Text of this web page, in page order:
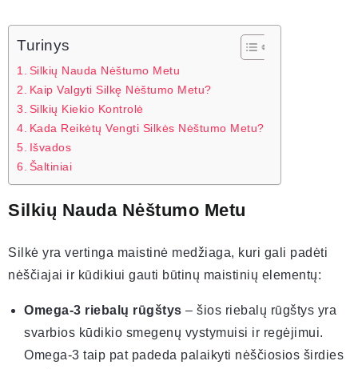
Turinys
Silkių Nauda Nėštumo Metu
Kaip Valgyti Silkę Nėštumo Metu?
Silkių Kiekio Kontrolė
Kada Reikėtų Vengti Silkės Nėštumo Metu?
Išvados
Šaltiniai
Silkių Nauda Nėštumo Metu
Silkė yra vertinga maistinė medžiaga, kuri gali padėti
nėščiajai ir kūdikiui gauti būtinų maistinių elementų:
Omega-3 riebalų rūgštys – šios riebalų rūgštys yra
svarbios kūdikio smegenų vystymuisi ir regėjimui.
Omega-3 taip pat padeda palaikyti nėščiosios širdies